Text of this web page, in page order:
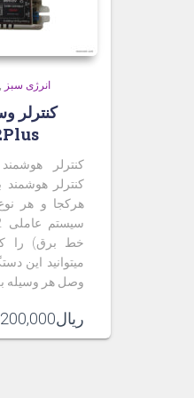
انرژی سبز
کنترلر
کنترلر هوشمند
کنترلر هوشمند
هرکجا و هر
خط برق) را
میتوانید این
وصل هر وسیله
ریال